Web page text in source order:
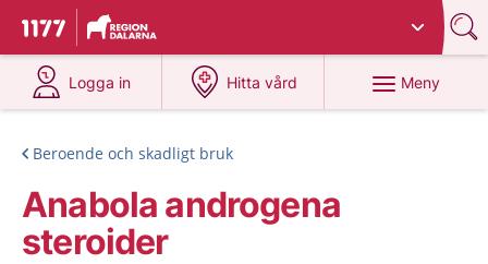
Till startsidan för 1177
Du har valt region
Logga in
på 1177.se
Hitta vård
på 1177.se
Meny
Beroende och skadligt bruk
Anabola androgena
steroider